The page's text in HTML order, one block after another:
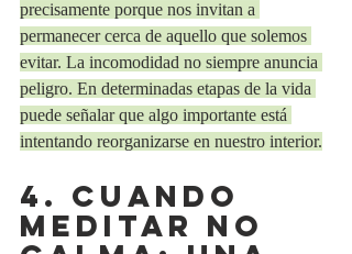
precisamente porque nos invitan a
permanecer cerca de aquello que solemos
evitar. La incomodidad no siempre anuncia
peligro. En determinadas etapas de la vida
puede señalar que algo importante está
intentando reorganizarse en nuestro interior.
4. Cuando
meditar no